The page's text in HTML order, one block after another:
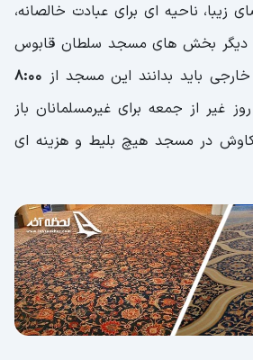
زیبا، ناحیه ای برای عبادت خالصانه،
دیگر بخش های مسجد سلطان قابوس
باید بدانند این مسجد از 8:00
غیر از جمعه برای غیرمسلمانان باز
در مسجد هیچ بلیط و هزینه ای